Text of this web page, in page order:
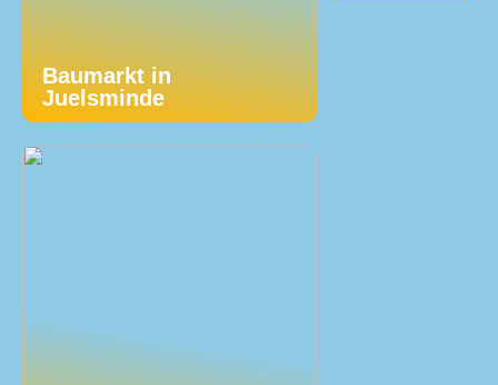
Baumarkt in
Juelsminde